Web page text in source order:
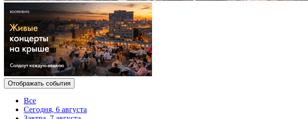
Отображать события
Все
Сегодня, 6 августа